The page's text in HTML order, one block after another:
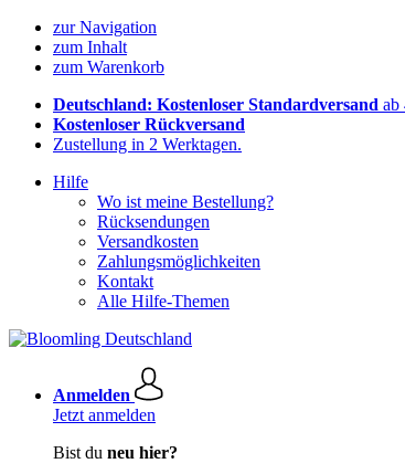
zur Navigation
zum Inhalt
zum Warenkorb
Deutschland: Kostenloser Standardversand ab
Kostenloser Rückversand
Zustellung in 2 Werktagen.
Hilfe
Wo ist meine Bestellung?
Rücksendungen
Versandkosten
Zahlungsmöglichkeiten
Kontakt
Alle Hilfe-Themen
Anmelden
Jetzt anmelden
Bist du neu hier?